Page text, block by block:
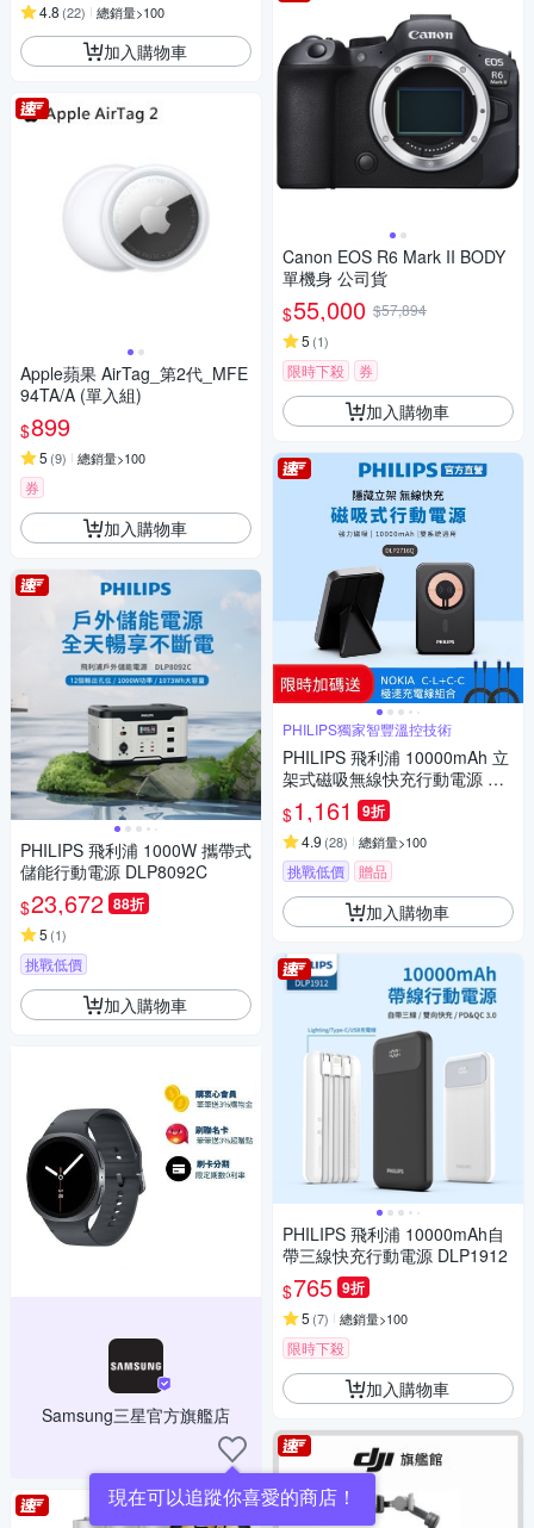
4.8 (22) 總銷量>100
加入購物車
Apple蘋果 AirTag_第2代_MFE
94TA/A (單入組)
$899
5 (9) 總銷量>100
券
加入購物車
PHILIPS 飛利浦 1000W 攜帶式
儲能行動電源 DLP8092C
$23,672 88折
5 (1)
挑戰低價
加入購物車
Samsung三星官方旗艦店
現在可以追蹤你喜愛的商店！
Canon EOS R6 Mark II BODY
單機身 公司貨
$55,000 $57,894
5 (1)
限時下殺 券
加入購物車
PHILIPS獨家智豐溫控技術
PHILIPS 飛利浦 10000mAh 立
架式磁吸無線快充行動電源 DL
P2716Q
$1,161 9折
4.9 (28) 總銷量>100
挑戰低價 贈品
加入購物車
PHILIPS 飛利浦 10000mAh自
帶三線快充行動電源 DLP1912
$765 9折
5 (7) 總銷量>100
限時下殺
加入購物車